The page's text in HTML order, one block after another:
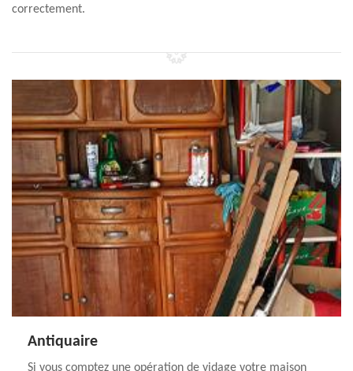
correctement.
Antiquaire
Si vous comptez une opération de vidage votre maison